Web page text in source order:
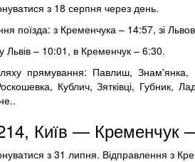
з 18 серпня через день.
поїзда: з Кременчука – 14:57, зі
Львів – 10:01, в Кременчук – 6:30.
прямування: Павлиш, Знам'янка,
Кублич, Зятківці, Губник,
Київ — Кременчук
з 31 липня. Відправлення з